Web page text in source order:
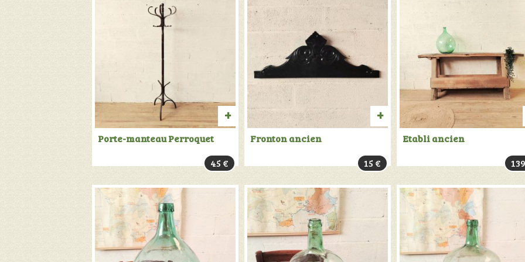
AJOUTER
PANIER
Porte-manteau Perroquet
45 €
AJOUTER
PANIER
Fronton ancien
15 €
Etabli ancien
139